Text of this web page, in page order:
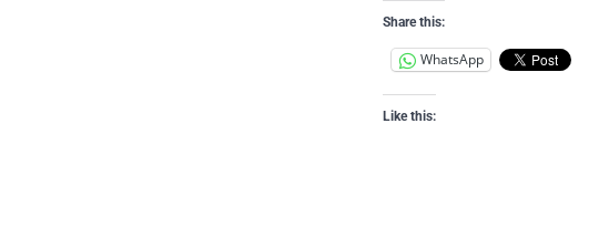
Share this:
WhatsApp
Like this: